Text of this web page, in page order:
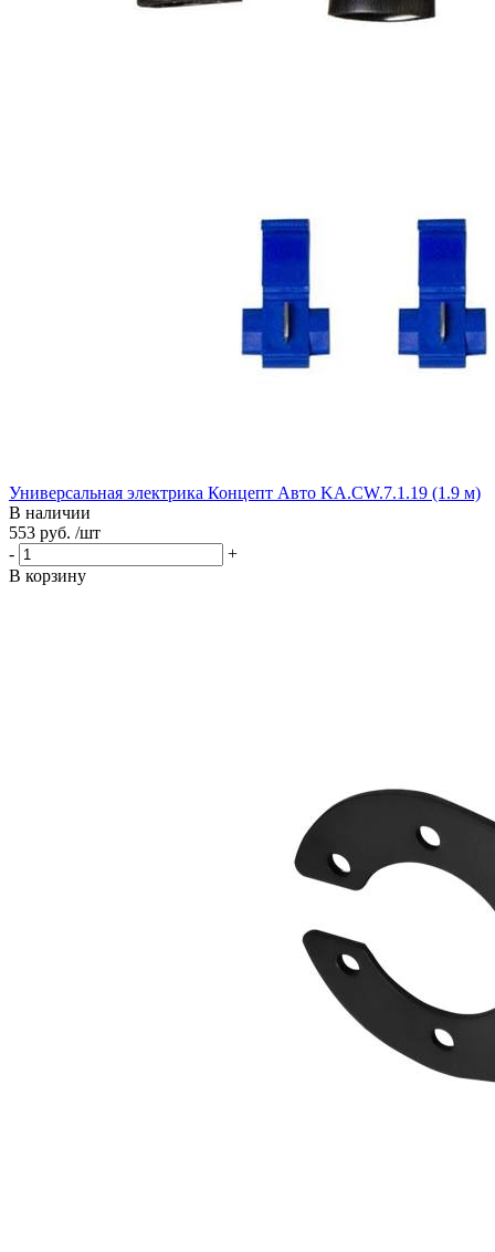
Универсальная электрика Концепт Авто KA.CW.7.1.19 (1.9 м)
В наличии
553 руб. /шт
-
+
В корзину